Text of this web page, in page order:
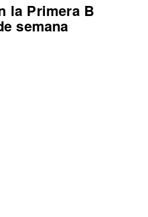
la Primera B
semana